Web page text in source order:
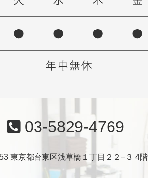
03-5829-4769
東京都台東区浅草橋１丁目２２−３ 4階